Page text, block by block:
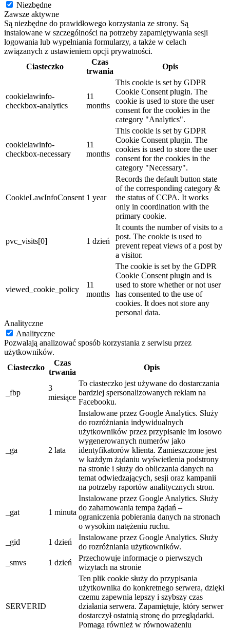
Niezbędne
Zawsze aktywne
Są niezbędne do prawidłowego korzystania ze strony. Są
instalowane w szczególności na potrzeby zapamiętywania sesji
logowania lub wypełniania formularzy, a także w celach
związanych z ustawieniem opcji prywatności.
Ciasteczko
Czas
trwania
Opis
cookielawinfo-
checkbox-analytics
11
months
This cookie is set by GDPR
Cookie Consent plugin. The
cookie is used to store the user
consent for the cookies in the
category "Analytics".
cookielawinfo-
checkbox-necessary
11
months
This cookie is set by GDPR
Cookie Consent plugin. The
cookies is used to store the user
consent for the cookies in the
category "Necessary".
CookieLawInfoConsent 1 year
Records the default button state
of the corresponding category &
the status of CCPA. It works
only in coordination with the
primary cookie.
pvc_visits[0] 1 dzień
It counts the number of visits to a
post. The cookie is used to
prevent repeat views of a post by
a visitor.
viewed_cookie_policy
11
months
The cookie is set by the GDPR
Cookie Consent plugin and is
used to store whether or not user
has consented to the use of
cookies. It does not store any
personal data.
Analityczne
Analityczne
Pozwalają analizować sposób korzystania z serwisu przez
użytkowników.
Ciasteczko
Czas
trwania
Opis
_fbp
3
miesiące
To ciasteczko jest używane do dostarczania
bardziej spersonalizowanych reklam na
Facebooku.
_ga 2 lata
Instalowane przez Google Analytics. Służy
do rozróżniania indywidualnych
użytkowników przez przypisanie im losowo
wygenerowanych numerów jako
identyfikatorów klienta. Zamieszczone jest
w każdym żądaniu wyświetlenia podstrony
na stronie i służy do obliczania danych na
temat odwiedzających, sesji oraz kampanii
na potrzeby raportów analitycznych stron.
_gat 1 minuta
Instalowane przez Google Analytics. Służy
do zahamowania tempa żądań –
ograniczenia pobierania danych na stronach
o wysokim natężeniu ruchu.
_gid
1 dzień
Instalowane przez Google Analytics. Służy
do rozróżniania użytkowników.
_smvs
1 dzień
Przechowuje informacje o pierwszych
wizytach na stronie
SERVERID
Ten plik cookie służy do przypisania
użytkownika do konkretnego serwera, dzięki
czemu zapewnia lepszy i szybszy czas
działania serwera. Zapamiętuje, który serwer
dostarczył ostatnią stronę do przeglądarki.
Pomaga również w równoważeniu